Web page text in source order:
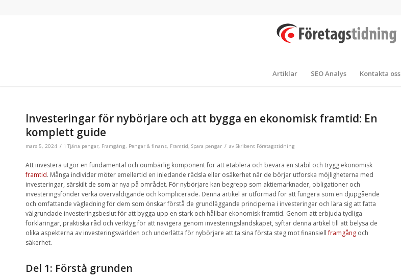
Artiklar SEO Analys Kontakta oss
Investeringar för nybörjare och att bygga en ekonomisk framtid: En
komplett guide
mars 5, 2024 / i Tjäna pengar, Framgång, Pengar & finans, Framtid, Spara pengar / av Skribent Företagstidning
Att investera utgör en fundamental och oumbärlig komponent för att etablera och bevara en stabil och trygg ekonomisk
framtid. Många individer möter emellertid en inledande rädsla eller osäkerhet när de börjar utforska möjligheterna med
investeringar, särskilt de som är nya på området. För nybörjare kan begrepp som aktiemarknader, obligationer och
investeringsfonder verka överväldigande och komplicerade. Denna artikel är utformad för att fungera som en djupgående
och omfattande vägledning för dem som önskar förstå de grundläggande principerna i investeringar och lära sig att fatta
välgrundade investeringsbeslut för att bygga upp en stark och hållbar ekonomisk framtid. Genom att erbjuda tydliga
förklaringar, praktiska råd och verktyg för att navigera genom investeringslandskapet, syftar denna artikel till att belysa de
olika aspekterna av investeringsvärlden och underlätta för nybörjare att ta sina första steg mot finansiellframgång och
säkerhet.
Del 1: Förstå grunden